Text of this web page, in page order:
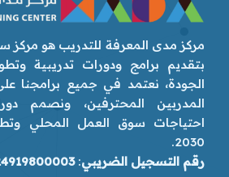
مركز مدى المعرفة للتدريب هو
بتقديم برامج ودورات تدريبية
الجودة، نعتمد في جميع برامجنا
المدربين المحترفين، ونصمم
احتياجات سوق العمل المحلي
2030.
رقم التسجيل الضريبي: